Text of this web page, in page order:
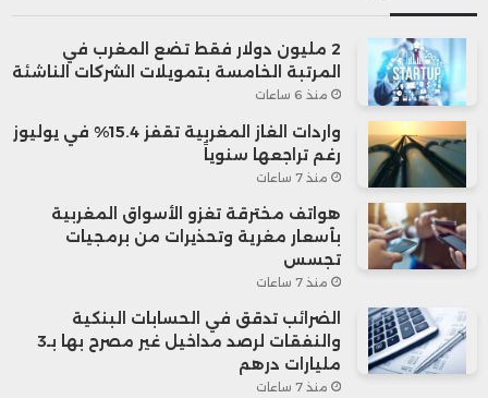
2 مليون دولار فقط تضع المغرب في
المرتبة الخامسة بتمويلات الشركات الناشئة
منذ 6 ساعات
واردات الغاز المغربية تقفز 15.4% في يوليوز
رغم تراجعها سنوياً
منذ 7 ساعات
هواتف مخترقة تغزو الأسواق المغربية
بأسعار مغرية وتحذيرات من برمجيات
تجسس
منذ 7 ساعات
الضرائب تدقق في الحسابات البنكية
والنفقات لرصد مداخيل غير مصرح بها بـ3
مليارات درهم
منذ 7 ساعات